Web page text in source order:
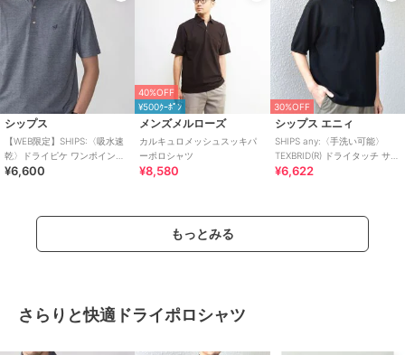
シップス
【WEB限定】SHIPS:〈吸水速
乾〉ドライピケ ワンポイント
ロゴ ワイドカラー ポロシャツ
¥6,600
40%OFF
¥500ｸｰﾎﾟﾝ
メンズメルローズ
カルキュロメッシュスッキパ
ーポロシャツ
¥8,580
30%OFF
シップス エニィ
SHIPS any:〈手洗い可能〉
TEXBRID(R) ドライタッチ サマ
ー ニット 半袖 ポロシャ
¥6,622
もっとみる
さらりと快適ドライポロシャツ